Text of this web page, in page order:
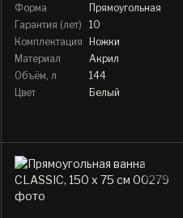
Форма
Прямоугольная
Гарантия (лет)
10
Комплектация
Ножки
Материал
Акрил
Объём, л
144
Цвет
Белый